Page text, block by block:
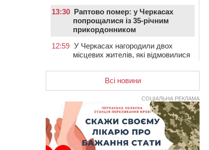
13:30 Раптово помер: у Черкасах
попрощалися із 35-річним
прикордонником
12:59 У Черкасах нагородили двох
місцевих жителів, які відмовилися
росіян
оновили дорожню розмітку на
центральних вулицях (ФОТО)
11:48
На черкаській дамбі загинув
водій BMW, зіткнувшись на
зустрічній смузі із вантажівкою
Всі новини
СОЦІАЛЬНА РЕКЛАМА